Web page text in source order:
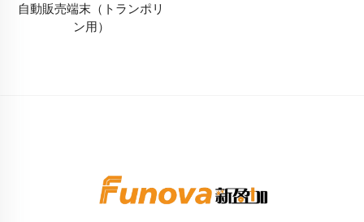
自動販売端末（トランポリ
ン用）